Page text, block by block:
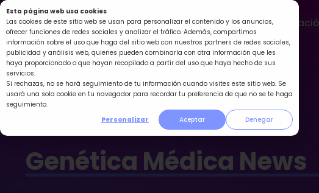
Esta página web usa cookies
Las cookies de este sitio web se usan para personalizar el contenido y los anuncios,
ofrecer funciones de redes sociales y analizar el tráfico. Además, compartimos
información sobre el uso que haga del sitio web con nuestros partners de redes sociales,
publicidad y análisis web, quienes pueden combinarla con otra información que les
haya proporcionado o que hayan recopilado a partir del uso que haya hecho de sus
servicios.
Si rechazas, no se hará seguimiento de tu información cuando visites este sitio web. Se
usará una sola cookie en tu navegador para recordar tu preferencia de que no se te haga
seguimiento.
Personalizar
Aceptar Denegar
Ir
al
contenido
Genética Médica News